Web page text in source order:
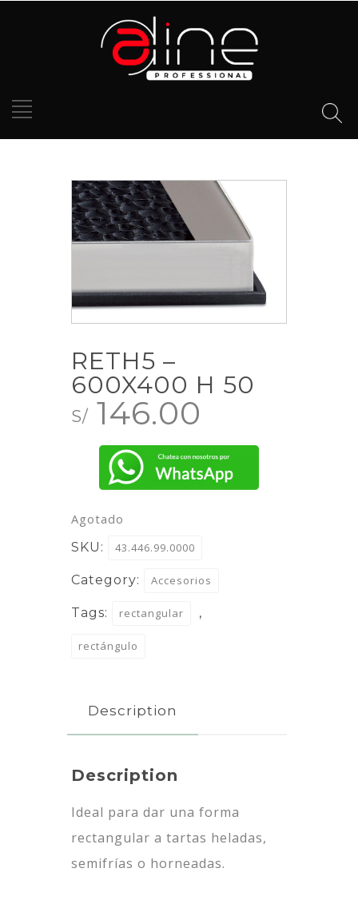
RETH5 –
600X400 H 50
S/ 146.00
Agotado
SKU: 43.446.99.0000
Category: Accesorios
Tags: rectangular ,
rectángulo
Description
Description
Ideal para dar una forma
rectangular a tartas heladas,
semifrías o horneadas.